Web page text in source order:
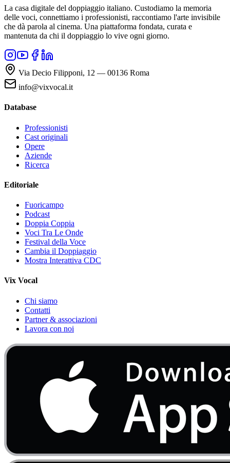
La casa digitale del doppiaggio italiano. Custodiamo la memoria
delle voci, connettiamo i professionisti, raccontiamo l'arte invisibile
che dà parola al cinema. Una piattaforma fondata, curata e
mantenuta da chi il doppiaggio lo vive ogni giorno.
Via Decio Filipponi, 12 — 00136 Roma
info@vixvocal.it
Database
Professionisti
Cast originali
Opere
Aziende
Ricerca
Editoriale
Fuoricampo
Podcast
Doppia Coppia
Voci Tra Le Onde
Festival della Voce
Cambia il Doppiaggio
Mostra Interattiva CDC
Vix Vocal
Chi siamo
Contatti
Partner & associazioni
Lavora con noi